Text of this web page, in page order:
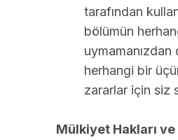
tarafından
bölümün
herhangi bir
zararlar için siz
Mülkiyet Hakları ve